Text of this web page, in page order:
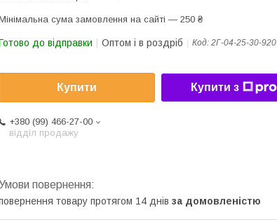
сума замовлення на сайті — 250 ₴
до відправки Оптом і в роздріб Код: 2Г-04-25-30-920
Купити Купити з
+380 (99) 466-27-00
відділ продажу
товару протягом 14 днів за домовленістю